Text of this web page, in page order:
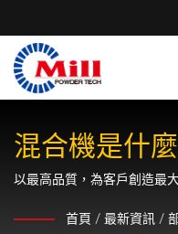
混合機是什
產業帶你一
以最高品質，為客戶創造最
首頁 / 最新資訊 /